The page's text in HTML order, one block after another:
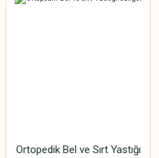
Ortopedik Bel ve Sırt Yastığı